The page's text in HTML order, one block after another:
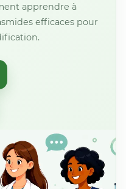
apprendre à
efficaces pour